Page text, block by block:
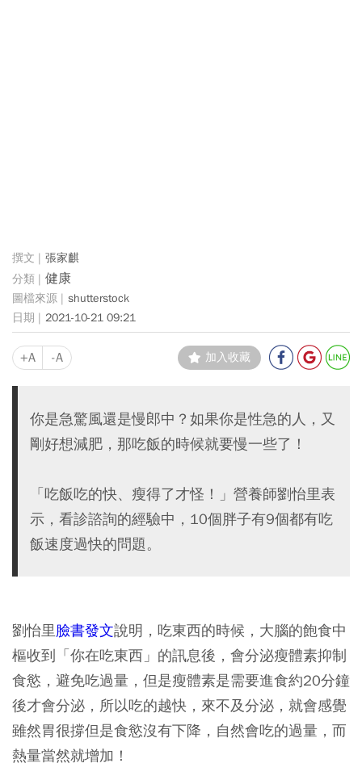
張家麒
健康
shutterstock
2021-10-21 09:21
+A -A 加入收藏
你是急驚風還是慢郎中？如果你是性急的人，又
剛好想減肥，那吃飯的時候就要慢一些了！
「吃飯吃的快、瘦得了才怪！」營養師劉怡里表
示，看診諮詢的經驗中，10個胖子有9個都有吃
飯速度過快的問題。
劉怡里臉書發文說明，吃東西的時候，大腦的飽食中
樞收到「你在吃東西」的訊息後，會分泌瘦體素抑制
食慾，避免吃過量，但是瘦體素是需要進食約20分鐘
後才會分泌，所以吃的越快，來不及分泌，就會感覺
雖然胃很撐但是食慾沒有下降，自然會吃的過量，而
熱量當然就增加！